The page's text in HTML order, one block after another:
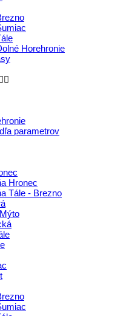
Horehronie
parametrov
Hronec
Tále - Brezno